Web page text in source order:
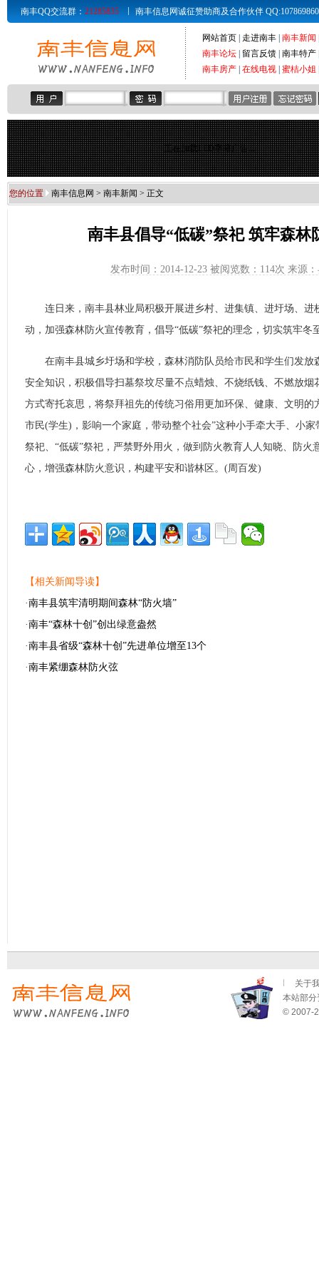
南丰QQ交流群： 21285835 南丰信息网诚征赞助商及合作伙伴
网站首页 走进南丰 南丰新闻
南丰论坛
留言反馈 南丰特产
南丰房产 在线电视 蜜桔小姐
正在加载LED字幕广告...
您的位置 南丰信息网 > 南丰新闻 > 正文
南丰县倡导“低碳”祭祀 筑牢森林
发布时间：2014-12-23 被阅览数： 114次 来源
连日来，南丰县林业局积极开展进乡村、进集镇、进圩场、进
动，加强森林防火宣传教育，倡导“低碳”祭祀的理念，切实筑牢冬
在南丰县城乡圩场和学校，森林消防队员给市民和学生们发放
安全知识，积极倡导扫墓祭坟尽量不点蜡烛、不烧纸钱、不燃放烟
方式寄托哀思，将祭拜祖先的传统习俗用更加环保、健康、文明的
市民(学生)，影响一个家庭，带动整个社会”这种小手牵大手、小
祭祀、“低碳”祭祀，严禁野外用火，做到防火教育人人知晓、防火
心，增强森林防火意识，构建平安和谐林区。(周百发)
【相关新闻导读】
·南丰县筑牢清明期间森林“防火墙”
·南丰“森林十创”创出绿意盎然
·南丰县省级“森林十创”先进单位增至13个
·南丰紧绷森林防火弦
关于
本站部分
© 2007-